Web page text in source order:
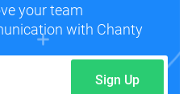
your team
with Chanty
Sign Up